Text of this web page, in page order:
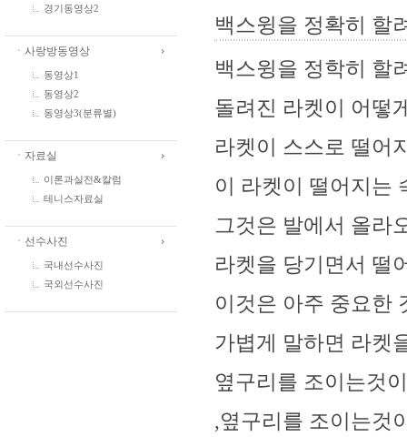
경기동영상2
ㆍ사랑방동영상
동영상1
동영상2
동영상3(분류별)
ㆍ자료실
이론과실전&칼럼
테니스자료실
ㆍ선수사진
국내선수사진
국외선수사진
백스윙을 정확히 할
백스윙을 정학히 할
돌려진 라켓이 어떻
라켓이 스스로 떨어
이 라켓이 떨어지는
그것은 발에서 올라
라켓을 당기면서 떨
이것은 아주 중요한
가볍게 말하면 라켓
옆구리를 조이는것
,옆구리를 조이는것